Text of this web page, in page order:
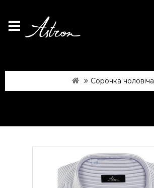
Сорочка чоловіча